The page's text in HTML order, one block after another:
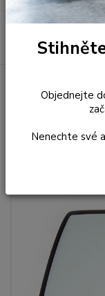
Čelní
3D HBK
Objednejte
Nenechte své